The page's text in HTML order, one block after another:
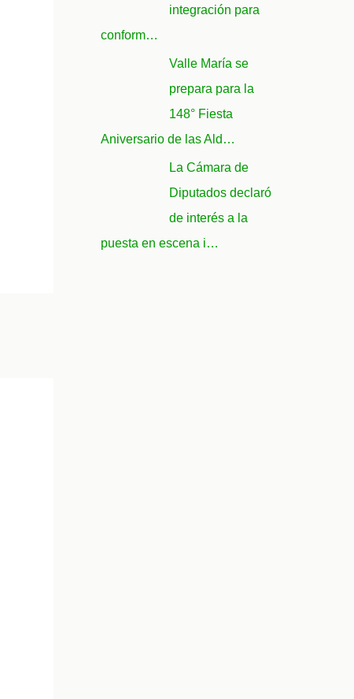
integración para
conform…
Valle María se
prepara para la
148° Fiesta
Aniversario de las Ald…
La Cámara de
Diputados declaró
de interés a la
puesta en escena i…